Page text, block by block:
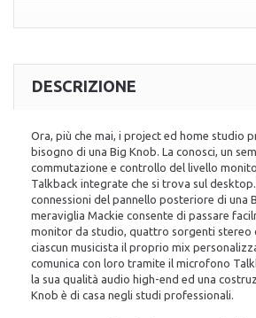
DESCRIZIONE
Ora, più che mai, i project ed home studio
bisogno di una Big Knob. La conosci, un
commutazione e controllo del livello
Talkback integrate che si trova sul
connessioni del pannello posteriore di una
meraviglia Mackie consente di passare
monitor da studio, quattro sorgenti stereo
ciascun musicista il proprio mix
comunica con loro tramite il microfono
la sua qualità audio high-end ed una
Knob è di casa negli studi professionali.